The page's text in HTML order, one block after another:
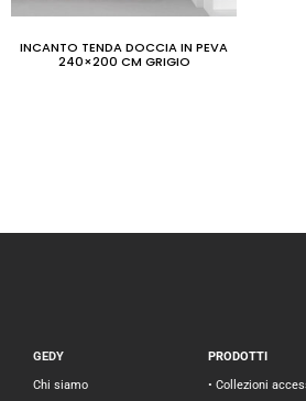
INCANTO TENDA DOCCIA IN PEVA
240×200 CM GRIGIO
GEDY
Chi siamo
PRODOTTI
• Collezioni